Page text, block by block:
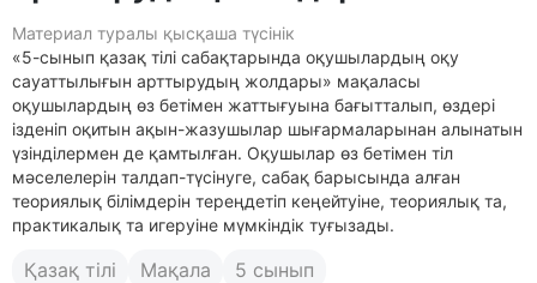
Материал туралы қысқаша түсінік
«5-сынып қазақ тілі сабақтарында оқушылардың оқу
сауаттылығын арттырудың жолдары» мақаласы
оқушылардың өз бетімен жаттығуына бағытталып, өздері
ізденіп оқитын ақын-жазушылар шығармаларынан алынатын
үзінділермен де қамтылған. Оқушылар өз бетімен тіл
мәселелерін талдап-түсінуге, сабақ барысында алған
теориялық білімдерін тереңдетіп кеңейтуіне, теориялық та,
практикалық та игеруіне мүмкіндік туғызады.
Қазақ тілі Мақала 5 сынып